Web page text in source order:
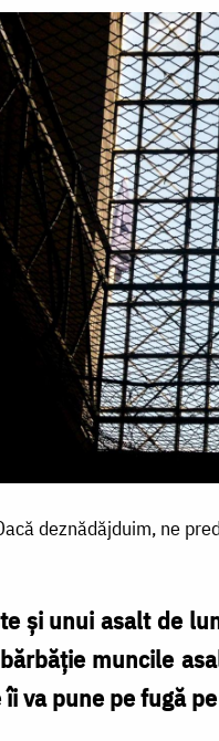
deznădăjduim, ne
și unui asalt de
muncile
va pune pe fugă